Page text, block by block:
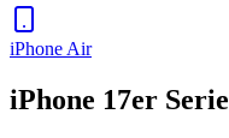
iPhone Air
iPhone 17er Serie